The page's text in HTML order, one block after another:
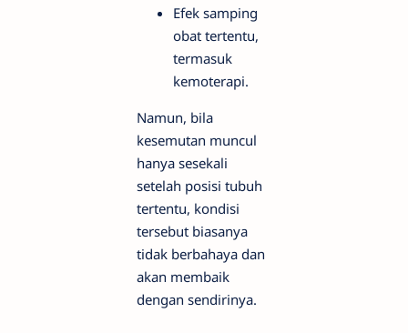
Efek samping
obat tertentu,
termasuk
kemoterapi.
Namun, bila
kesemutan muncul
hanya sesekali
setelah posisi tubuh
tertentu, kondisi
tersebut biasanya
tidak berbahaya dan
akan membaik
dengan sendirinya.